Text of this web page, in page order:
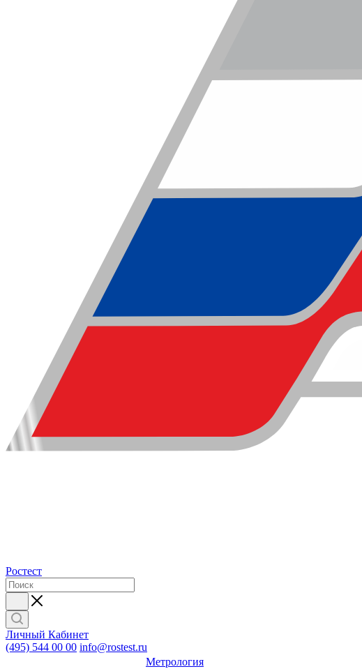
Ростест
Личный Кабинет
(495) 544 00 00 info@rostest.ru
Метрология